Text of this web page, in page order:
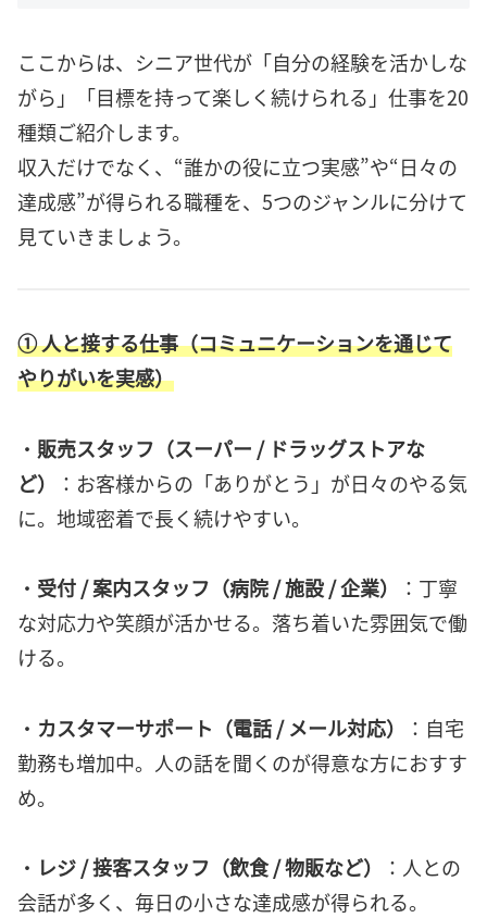
ここからは、シニア世代が「自分の経験を活かしな
がら」「目標を持って楽しく続けられる」仕事を20
種類ご紹介します。
収入だけでなく、“誰かの役に立つ実感”や“日々の
達成感”が得られる職種を、5つのジャンルに分けて
見ていきましょう。
①人と接する仕事（コミュニケーションを通じて
やりがいを実感）
・ 販売スタッフ（スーパー / ドラッグストアな
ど）
：お客様からの「ありがとう」が日々のやる気
に。地域密着で長く続けやすい。
・ 受付 / 案内スタッフ（病院 / 施設 / 企業）
：丁寧
な対応力や笑顔が活かせる。落ち着いた雰囲気で働
ける。
・ カスタマーサポート（電話 / メール対応）
：自宅
勤務も増加中。人の話を聞くのが得意な方におすす
め。
・ レジ / 接客スタッフ（飲食 / 物販など）
：人との
会話が多く、毎日の小さな達成感が得られる。